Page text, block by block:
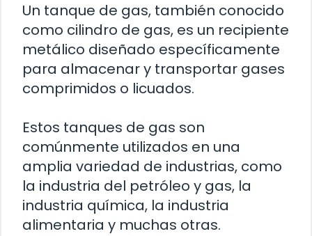
Un tanque de gas, también conocido
como cilindro de gas, es un recipiente
metálico diseñado específicamente
para almacenar y transportar gases
comprimidos o licuados.
Estos tanques de gas son
comúnmente utilizados en una
amplia variedad de industrias, como
la industria del petróleo y gas, la
industria química, la industria
alimentaria y muchas otras.